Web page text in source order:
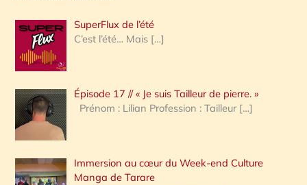
e
r
c
h
e
:
SuperFlux de l’été
C’est l’été… Mais […]
Épisode 17 // « Je suis Tailleur de pierre. »
Prénom : Lilian Profession : Tailleur […]
Immersion au cœur du Week-end Culture
Manga de Tarare